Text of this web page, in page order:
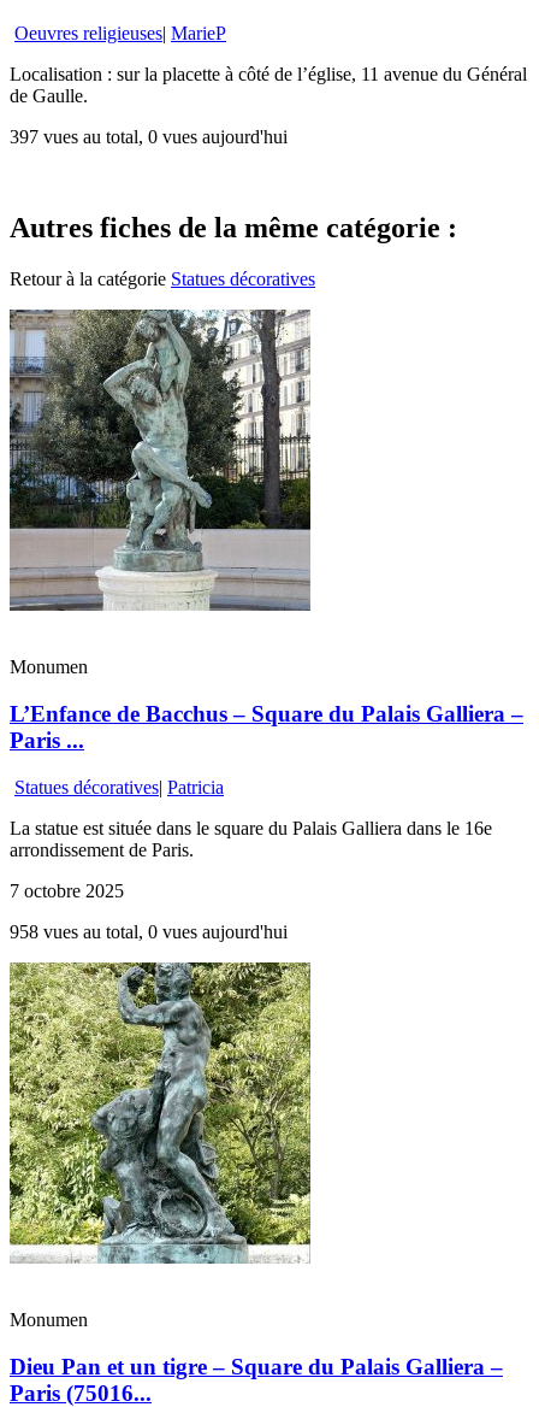
Oeuvres religieuses| MarieP
Localisation : sur la placette à côté de l’église, 11 avenue du Général
de Gaulle.
397 vues au total, 0 vues aujourd'hui
Autres fiches de la même catégorie :
Retour à la catégorie Statues décoratives
Monumen
L’Enfance de Bacchus – Square du Palais Galliera –
Paris ...
Statues décoratives| Patricia
La statue est située dans le square du Palais Galliera dans le 16e
arrondissement de Paris.
7 octobre 2025
958 vues au total, 0 vues aujourd'hui
Monumen
Dieu Pan et un tigre – Square du Palais Galliera –
Paris (75016...